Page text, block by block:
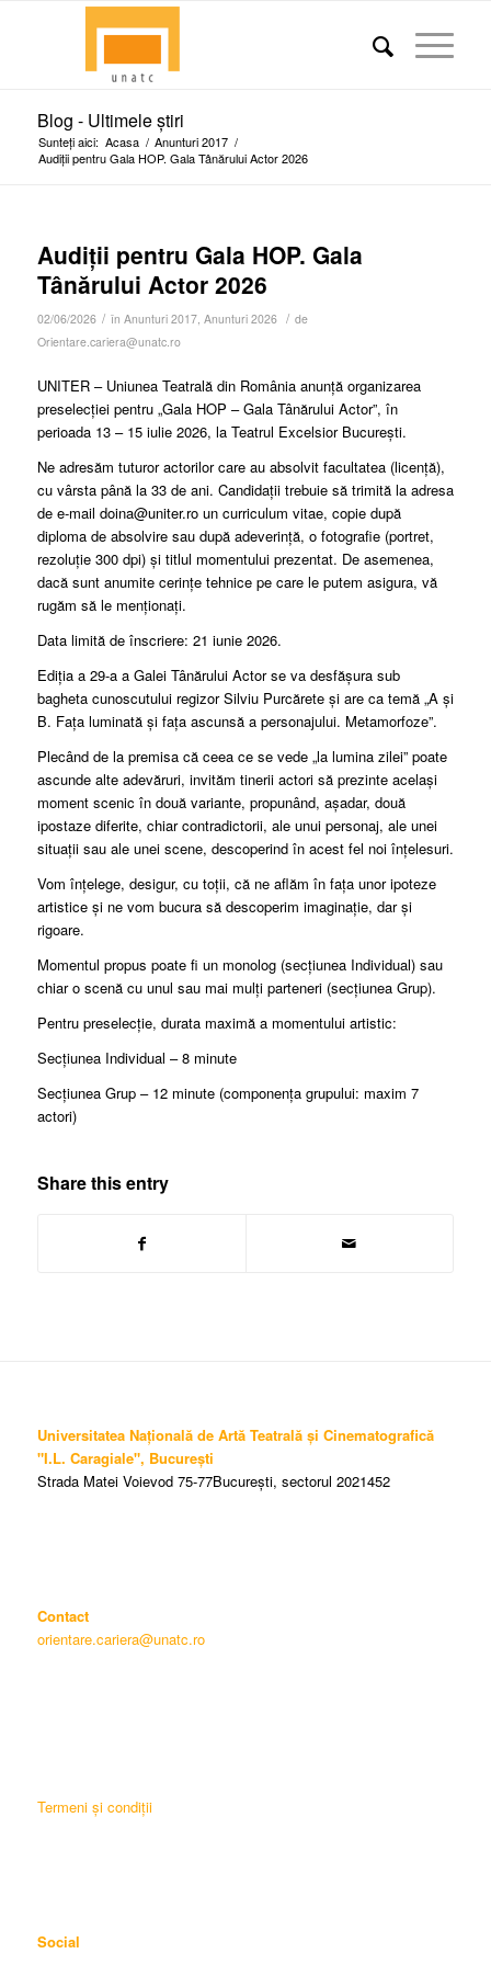
Blog - Ultimele știri
Sunteți aici: Acasa / Anunturi 2017 /
Audiții pentru Gala HOP. Gala Tânărului Actor 2026
Audiții pentru Gala HOP. Gala
Tânărului Actor 2026
02/06/2026 / în Anunturi 2017, Anunturi 2026 / de
Orientare.cariera@unatc.ro
UNITER – Uniunea Teatrală din România anunţă organizarea
preselecției pentru „Gala HOP – Gala Tânărului Actor”, în
perioada 13 – 15 iulie 2026, la Teatrul Excelsior Bucureşti.
Ne adresăm tuturor actorilor care au absolvit facultatea (licență),
cu vârsta până la 33 de ani. Candidaţii trebuie să trimită la adresa
de e-mail doina@uniter.ro un curriculum vitae, copie după
diploma de absolvire sau după adeverință, o fotografie (portret,
rezoluţie 300 dpi) și titlul momentului prezentat. De asemenea,
dacă sunt anumite cerințe tehnice pe care le putem asigura, vă
rugăm să le menționați.
Data limită de înscriere: 21 iunie 2026.
Ediția a 29-a a Galei Tânărului Actor se va desfășura sub
bagheta cunoscutului regizor Silviu Purcărete și are ca temă „A și
B. Fața luminată și fața ascunsă a personajului. Metamorfoze”.
Plecând de la premisa că ceea ce se vede „la lumina zilei” poate
ascunde alte adevăruri, invităm tinerii actori să prezinte același
moment scenic în două variante, propunând, așadar, două
ipostaze diferite, chiar contradictorii, ale unui personaj, ale unei
situații sau ale unei scene, descoperind în acest fel noi înțelesuri.
Vom înțelege, desigur, cu toții, că ne aflăm în fața unor ipoteze
artistice și ne vom bucura să descoperim imaginație, dar și
rigoare.
Momentul propus poate fi un monolog (secțiunea Individual) sau
chiar o scenă cu unul sau mai mulți parteneri (secțiunea Grup).
Pentru preselecție, durata maximă a momentului artistic:
Secțiunea Individual – 8 minute
Secțiunea Grup – 12 minute (componența grupului: maxim 7
actori)
Share this entry
Universitatea Națională de Artă Teatrală și Cinematografică
"I.L. Caragiale", București
Strada Matei Voievod 75-77București, sectorul 2021452
Contact
orientare.cariera@unatc.ro
Termeni și condiții
Social